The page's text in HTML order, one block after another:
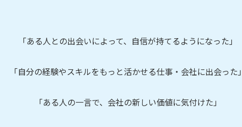
「ある人との出会いによって、 自信が持てるようになった」
「自分の経験やスキルをもっと活かせる仕事・会社に出会った
「ある人の一言で、 会社の新しい価値に気付けた」